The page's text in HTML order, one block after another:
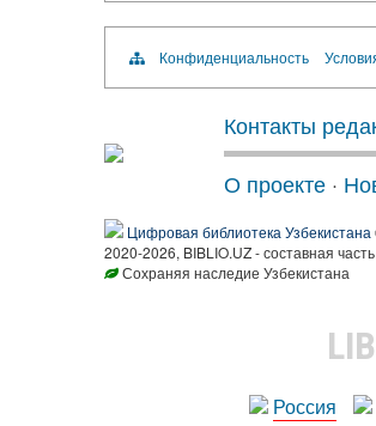
Конфиденциальность
Контакты
О проекте ·
Цифровая библиотека Узбекистана
2020-2026, BIBLIO.UZ - составная
Сохраняя наследие Узбекистана
Россия